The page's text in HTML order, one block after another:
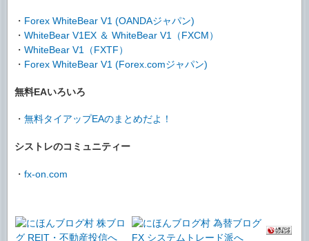
・ Forex WhiteBear V1 (OANDAジャパン)
・ WhiteBear V1EX ＆ WhiteBear V1（FXCM）
・ WhiteBear V1（FXTF）
・ Forex WhiteBear V1 (Forex.comジャパン)
無料EAいろいろ
・ 無料タイアップEAのまとめだよ！
シストレのコミュニティー
・ fx-on.com